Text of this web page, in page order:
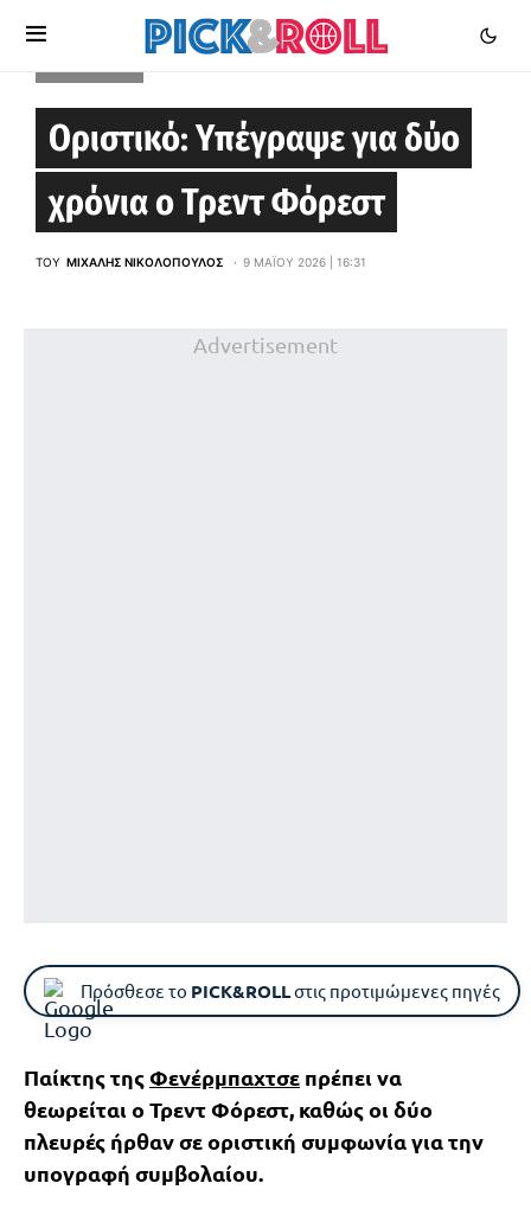
Οριστικό: Υπέγραψε για δύο
χρόνια ο Τρεντ Φόρεστ
ΤΟΥ ΜΙΧΆΛΗΣ ΝΙΚΟΛΌΠΟΥΛΟΣ 9 ΜΑΪ́ΟΥ 2026 | 16:31
Advertisement
Πρόσθεσε το PICK&ROLLστις προτιμώμενες πηγές
Παίκτης τηςΦενέρμπαχτσε πρέπει να
θεωρείται ο Τρεντ Φόρεστ, καθώς οι δύο
πλευρές ήρθαν σε οριστική συμφωνία για την
υπογραφή συμβολαίου.